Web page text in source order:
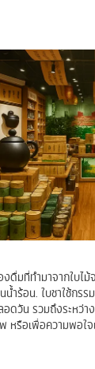
งดื่มที่ทำมาจากใบไ
น้ำร้อน. ใบชาใช้กร
ดวัน รวมถึงระหว่า
หรือเพื่อความพอใ